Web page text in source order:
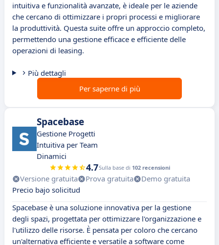
intuitiva e funzionalità avanzate, è ideale per le aziende
che cercano di ottimizzare i propri processi e migliorare
la produttività. Questa suite offre un approccio completo,
permettendo una gestione efficace e efficiente delle
operazioni di leasing.
Più dettagli
Per saperne di più
Spacebase
Gestione Progetti
Intuitiva per Team
Dinamici
4.7Sulla base di 102 recensioni
Versione gratuita Prova gratuita
Demo gratuita
Precio bajo solicitud
Spacebase è una soluzione innovativa per la gestione
degli spazi, progettata per ottimizzare l'organizzazione e
l'utilizzo delle risorse. È pensata per coloro che cercano
un'alternativa efficiente e versatile a software come